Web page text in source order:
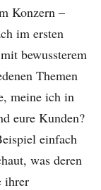
Konzern –
im ersten
bewussterem
Themen
meine ich in
eure Kunden?
einfach
was deren
ihrer